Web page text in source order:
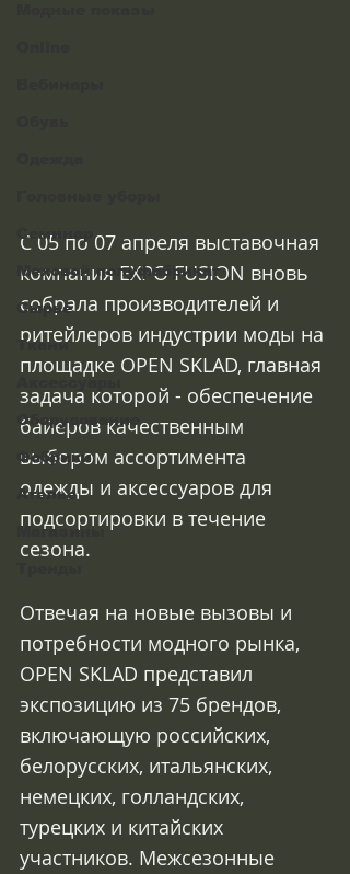
Семинар
Меховой полуфабрикат
Сырьё
Ткани
Аксессуары
Оборудование
Фабрики
Ателье
Магазины
С 05 по 07 апреля выставочная
компания EXPO FUSION вновь
собрала производителей и
ритейлеров индустрии моды на
площадке OPEN SKLAD, главная
задача которой - обеспечение
байеров качественным
выбором ассортимента
одежды и аксессуаров для
подсортировки в течение
сезона.
Отвечая на новые вызовы и
потребности модного рынка,
OPEN SKLAD представил
экспозицию из 75 брендов,
включающую российских,
белорусских, итальянских,
немецких, голландских,
турецких и китайских
участников. Межсезонные